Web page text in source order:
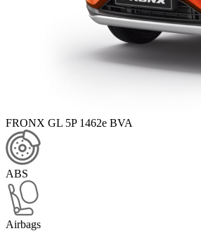
FRONX GL 5P 1462e BVA
ABS
Airbags